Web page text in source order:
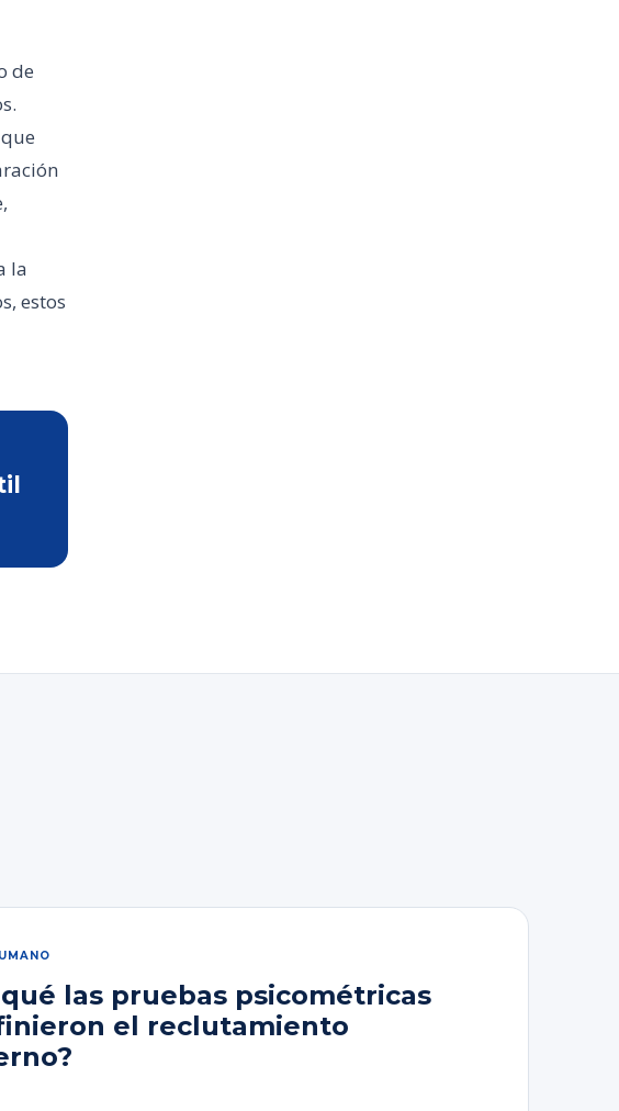
de
la
estos
las pruebas psicométricas
el reclutamiento